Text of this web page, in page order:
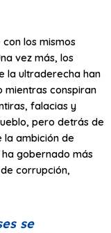
los mismos
vez más, los
la ultraderecha han
mientras conspiran
falacias y
pero detrás de
ambición de
gobernado más
corrupción,
se